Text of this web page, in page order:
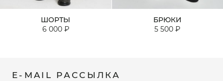
ШОРТЫ
6 000 ₽
БРЮКИ
5 500 ₽
E-MAIL РАССЫЛКА